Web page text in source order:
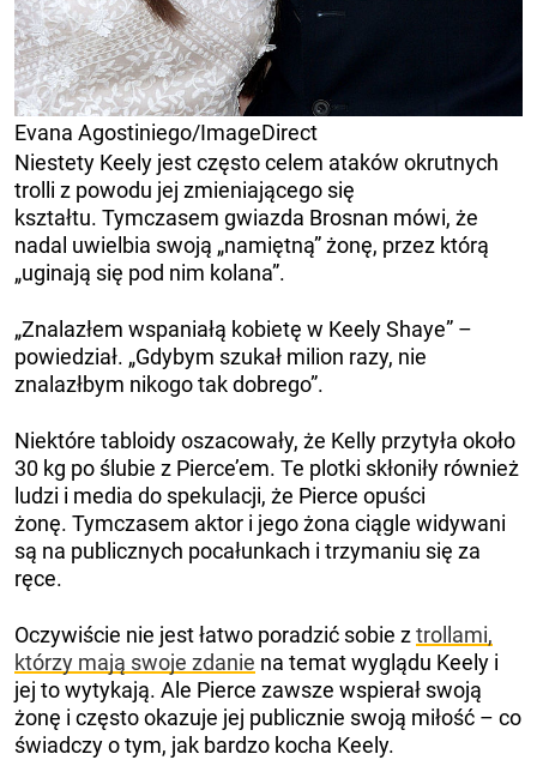
Evana Agostiniego/ImageDirect
Niestety Keely jest często celem ataków okrutnych
trolli z powodu jej zmieniającego się
kształtu. Tymczasem gwiazda Brosnan mówi, że
nadal uwielbia swoją „namiętną” żonę, przez którą
„uginają się pod nim kolana”.
„Znalazłem wspaniałą kobietę w Keely Shaye” –
powiedział. „Gdybym szukał milion razy, nie
znalazłbym nikogo tak dobrego”.
Niektóre tabloidy oszacowały, że Kelly przytyła około
30 kg po ślubie z Pierce’em. Te plotki skłoniły również
ludzi i media do spekulacji, że Pierce opuści
żonę. Tymczasem aktor i jego żona ciągle widywani
są na publicznych pocałunkach i trzymaniu się za
ręce.
Oczywiście nie jest łatwo poradzić sobie ztrollami,
którzy mają swoje zdanie na temat wyglądu Keely i
jej to wytykają. Ale Pierce zawsze wspierał swoją
żonę i często okazuje jej publicznie swoją miłość – co
świadczy o tym, jak bardzo kocha Keely.